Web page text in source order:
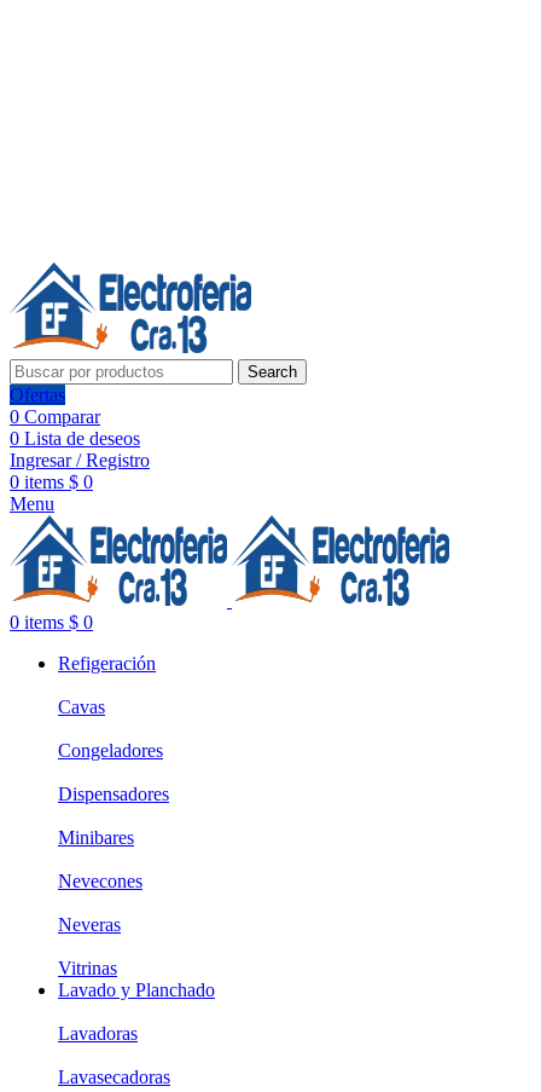
Search
Ofertas
0 Comparar
0 Lista de deseos
Ingresar / Registro
0 items $ 0
Menu
0 items $ 0
Refigeración
Cavas
Congeladores
Dispensadores
Minibares
Nevecones
Neveras
Vitrinas
Lavado y Planchado
Lavadoras
Lavasecadoras